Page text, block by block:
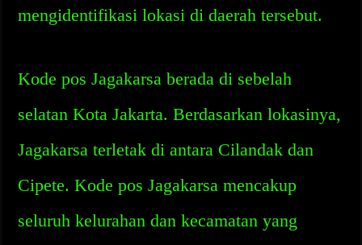
mengidentifikasi lokasi di daerah tersebut.
Kode pos Jagakarsa berada di sebelah
selatan Kota Jakarta. Berdasarkan lokasinya,
Jagakarsa terletak di antara Cilandak dan
Cipete. Kode pos Jagakarsa mencakup
seluruh kelurahan dan kecamatan yang